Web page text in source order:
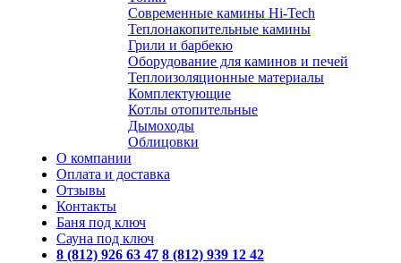
Современные камины Hi-Tech
Теплонакопительные камины
Грили и барбекю
Оборудование для каминов и печей
Теплоизоляционные материалы
Комплектующие
Котлы отопительные
Дымоходы
Облицовки
О компании
Оплата и доставка
Отзывы
Контакты
Баня под ключ
Сауна под ключ
8 (812) 926 63 47 8 (812) 939 12 42